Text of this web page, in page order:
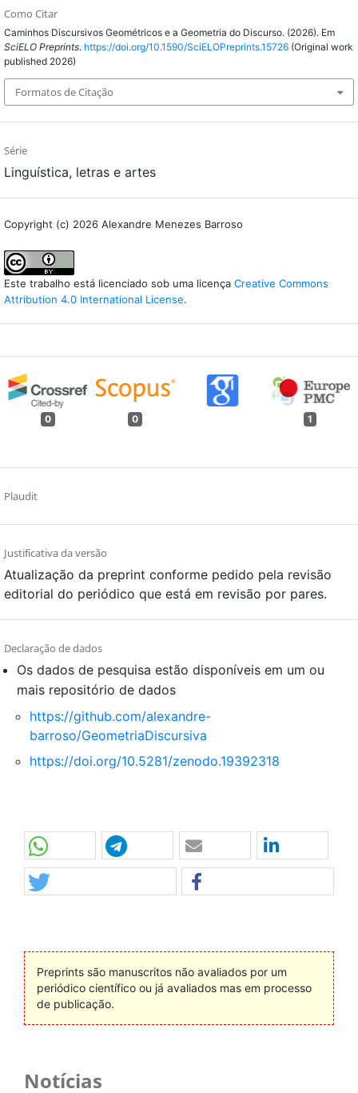
Como Citar
Caminhos Discursivos Geométricos e a Geometria do Discurso. (2026). Em
SciELO Preprints. https://doi.org/10.1590/SciELOPreprints.15726 (Original work
published 2026)
Formatos de Citação
Série
Linguística, letras e artes
Copyright (c) 2026 Alexandre Menezes Barroso
Este trabalho está licenciado sob uma licença Creative Commons
Attribution 4.0 International License.
0 0 1
Plaudit
Justificativa da versão
Atualização da preprint conforme pedido pela revisão
editorial do periódico que está em revisão por pares.
Declaração de dados
Os dados de pesquisa estão disponíveis em um ou
mais repositório de dados
https://github.com/alexandre-
barroso/GeometriaDiscursiva
https://doi.org/10.5281/zenodo.19392318
Preprints são manuscritos não avaliados por um
periódico científico ou já avaliados mas em processo
de publicação.
Notícias